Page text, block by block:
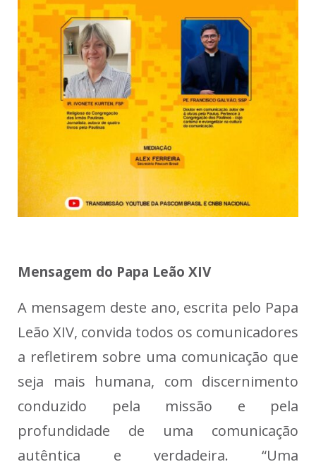
Mensagem do Papa Leão XIV
A mensagem deste ano, escrita pelo Papa
Leão XIV, convida todos os comunicadores
a refletirem sobre uma comunicação que
seja mais humana, com discernimento
conduzido pela missão e pela
profundidade de uma comunicação
autêntica e verdadeira. “Uma